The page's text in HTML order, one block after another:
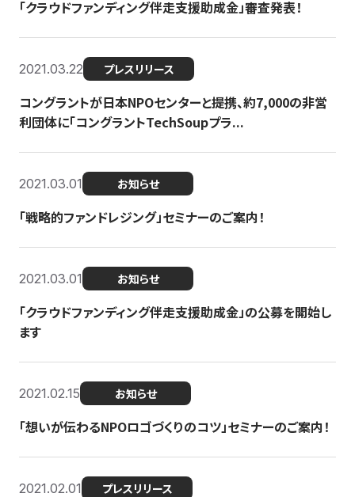
「クラウドファンディング伴走支援助成金」審査発表！
2021.03.22 プレスリリース
コングラントが日本NPOセンターと提携、約7,000の非営
利団体に「コングラントTechSoupプラ...
2021.03.01 お知らせ
「戦略的ファンドレジング」セミナーのご案内！
2021.03.01 お知らせ
「クラウドファンディング伴走支援助成金」の公募を開始し
ます
2021.02.15 お知らせ
「想いが伝わるNPOロゴづくりのコツ」セミナーのご案内！
2021.02.01 プレスリリース